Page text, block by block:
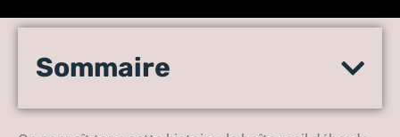
Informatique : pourquoi
gestion de fichiers
Sommaire